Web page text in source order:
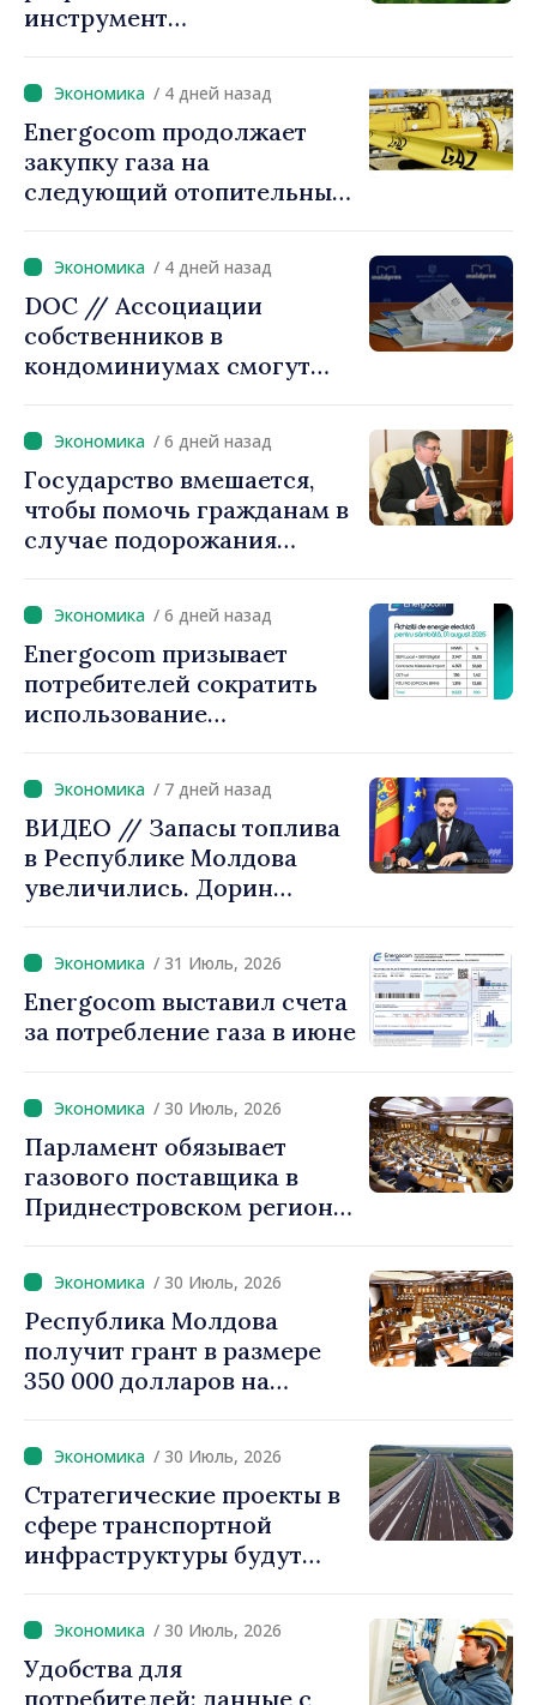
инструмент
для инвестиций в системы
накопления энергии
/ 4 дней назад
Energocom продолжает
закупку газа на
следующий отопительный
/ 4 дней назад
DOC // Ассоциации
собственников в
кондоминиумах смогут
повышение
энергоэффективности
многоквартирных домов
/ 6 дней назад
Государство вмешается,
чтобы помочь гражданам в
случае подорожания
Председатель парламента
Игорь Гросу:
«Правительство
предложит решения, мы не
можем оставить людей
цен»
/ 6 дней назад
Energocom призывает
потребителей сократить
использование
/ 7 дней назад
ВИДЕО // Запасы топлива
в Республике Молдова
увеличились. Дорин
меры дают результаты»
/ 31 Июль, 2026
Energocom выставил счета
за потребление газа в июне
/ 30 Июль, 2026
Парламент обязывает
газового поставщика в
Приднестровском регионе
запасы
/ 30 Июль, 2026
Республика Молдова
получит грант в размере
350 000 долларов на
«Реестр залогов
движимого имущества»
/ 30 Июль, 2026
Стратегические проекты в
сфере транспортной
инфраструктуры будут
использованием
ускоренных процедур
получения разрешений
/ 30 Июль, 2026
Удобства для
потребителей: данные с